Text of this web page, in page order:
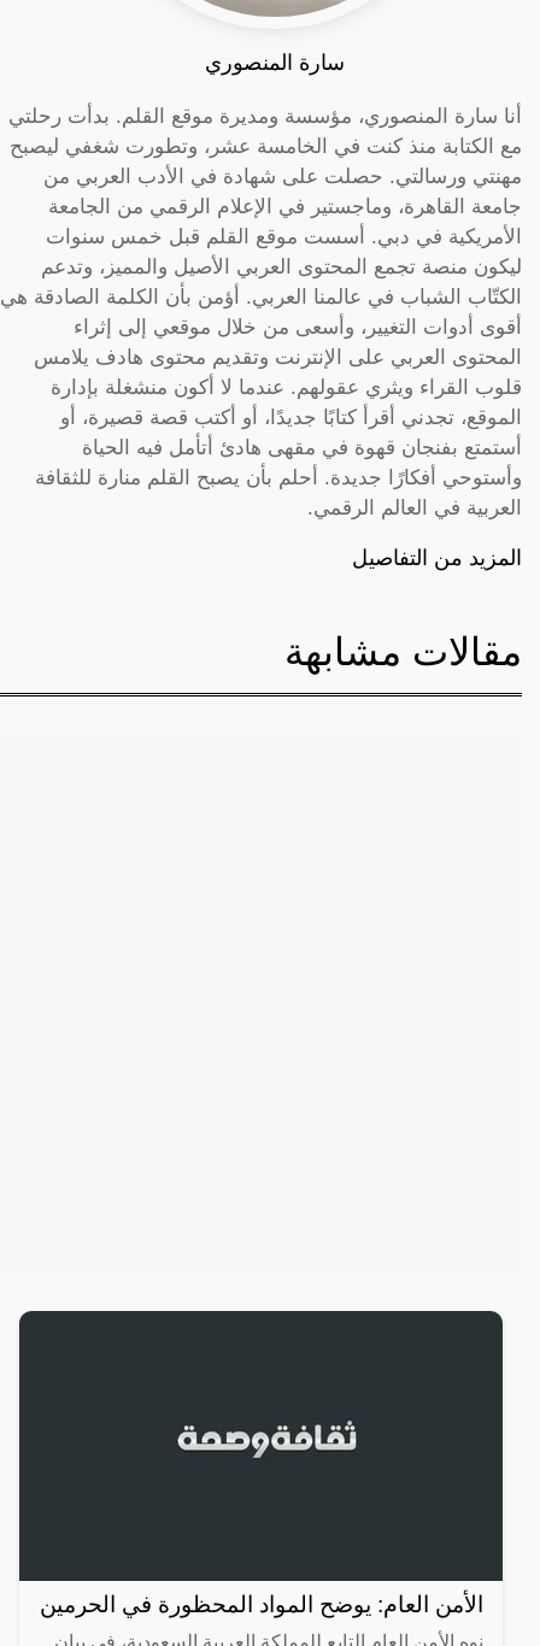
سارة المنصوري
أنا سارة المنصوري، مؤسسة ومديرة موقع القلم. بدأت رحلتي
مع الكتابة منذ كنت في الخامسة عشر، وتطورت شغفي ليصبح
مهنتي ورسالتي. حصلت على شهادة في الأدب العربي من
جامعة القاهرة، وماجستير في الإعلام الرقمي من الجامعة
الأمريكية في دبي. أسست موقع القلم قبل خمس سنوات
ليكون منصة تجمع المحتوى العربي الأصيل والمميز، وتدعم
الكتّاب الشباب في عالمنا العربي. أؤمن بأن الكلمة الصادقة هي
أقوى أدوات التغيير، وأسعى من خلال موقعي إلى إثراء
المحتوى العربي على الإنترنت وتقديم محتوى هادف يلامس
قلوب القراء ويثري عقولهم. عندما لا أكون منشغلة بإدارة
الموقع، تجدني أقرأ كتابًا جديدًا، أو أكتب قصة قصيرة، أو
أستمتع بفنجان قهوة في مقهى هادئ أتأمل فيه الحياة
وأستوحي أفكارًا جديدة. أحلم بأن يصبح القلم منارة للثقافة
العربية في العالم الرقمي.
المزيد من التفاصيل
مقالات مشابهة
الأمن العام: يوضح المواد المحظورة في الحرمين
نوه الأمن العام التابع للمملكة العربية السعودية، في بيان